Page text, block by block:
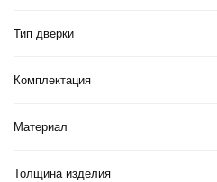
Тип дверки
Комплектация
Материал
Толщина изделия